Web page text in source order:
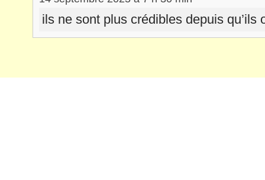
ils ne sont plus crédibles depuis qu’ils